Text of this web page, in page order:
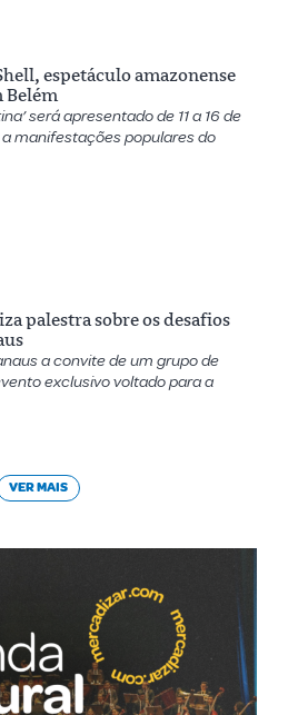
espetáculo amazonense
Belém
será apresentado de 11 a 16 de
manifestações populares do
palestra sobre os desafios
a convite de um grupo de
exclusivo voltado para a
VER MAIS